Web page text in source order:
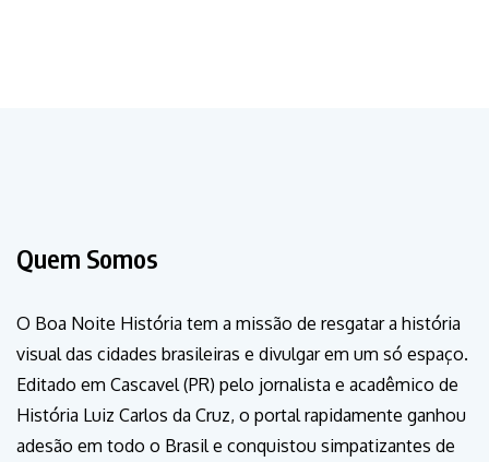
Quem Somos
O Boa Noite História tem a missão de resgatar a história
visual das cidades brasileiras e divulgar em um só espaço.
Editado em Cascavel (PR) pelo jornalista e acadêmico de
História Luiz Carlos da Cruz, o portal rapidamente ganhou
adesão em todo o Brasil e conquistou simpatizantes de